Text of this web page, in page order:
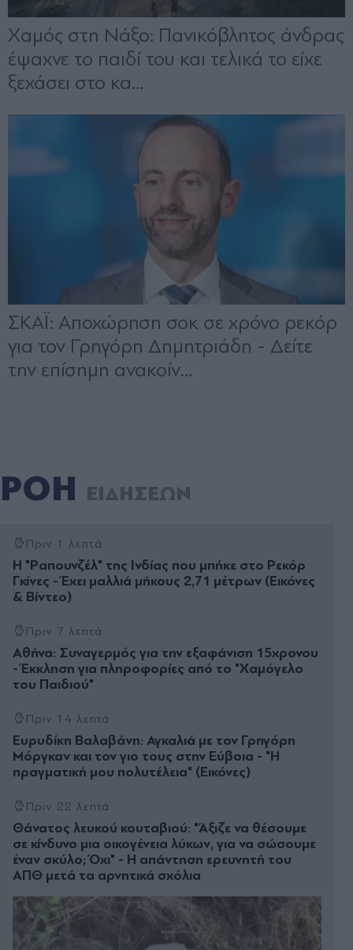
ΡΟΗ ΕΙΔΗΣΕΩΝ
Πριν 1 λεπτά
Η "Ραπουνζέλ" της Ινδίας που μπήκε στο Ρεκόρ
Γκίνες - Έχει μαλλιά μήκους 2,71 μέτρων (Eικόνες
& Βίντεο)
Πριν 7 λεπτά
Αθήνα: Συναγερμός για την εξαφάνιση 15χρονου
- Έκκληση για πληροφορίες από το "Χαμόγελο
του Παιδιού"
Πριν 14 λεπτά
Ευρυδίκη Βαλαβάνη: Αγκαλιά με τον Γρηγόρη
Μόργκαν και τον γιο τους στην Εύβοια - "Η
πραγματική μου πολυτέλεια" (Εικόνες)
Πριν 22 λεπτά
Θάνατος λευκού κουταβιού: "Άξιζε να θέσουμε
σε κίνδυνο μια οικογένεια λύκων, για να σώσουμε
έναν σκύλο; Όχι" - Η απάντηση ερευνητή του
ΑΠΘ μετά τα αρνητικά σχόλια